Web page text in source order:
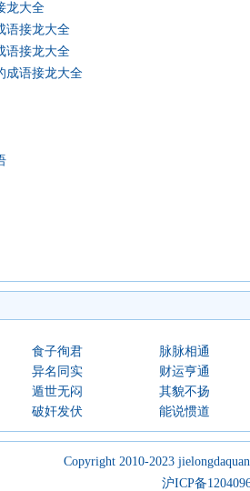
龙大全
语接龙大全
语接龙大全
成语接龙大全
食子徇君 脉脉相通
异名同实 财运亨通
遁世无闷 其貌不扬
破奸发伏 能说惯道
Copyright 2010-2023
沪ICP备